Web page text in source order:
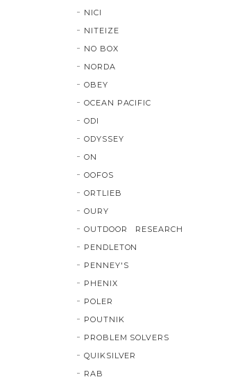
NICI
NITEIZE
NO BOX
NORDA
OBEY
OCEAN PACIFIC
ODI
ODYSSEY
ON
OOFOS
ORTLIEB
OURY
OUTDOOR RESEARCH
PENDLETON
PENNEY'S
PHENIX
POLER
POUTNIK
PROBLEM SOLVERS
QUIKSILVER
RAB